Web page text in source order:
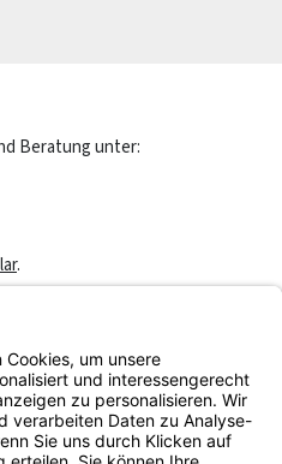
Beratung unter:
.